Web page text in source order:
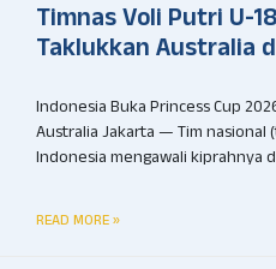
Timnas Voli Putri U-
Taklukkan Australia
Indonesia Buka Princess Cup
Australia Jakarta — Tim nasional
Indonesia mengawali kiprahnya
READ MORE »